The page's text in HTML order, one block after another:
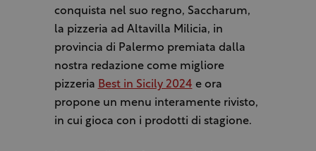
conquista nel suo regno, Saccharum,
la pizzeria ad Altavilla Milicia, in
provincia di Palermo premiata dalla
nostra redazione come migliore
pizzeria Best in Sicily 2024 e ora
propone un menu interamente rivisto,
in cui gioca con i prodotti di stagione.